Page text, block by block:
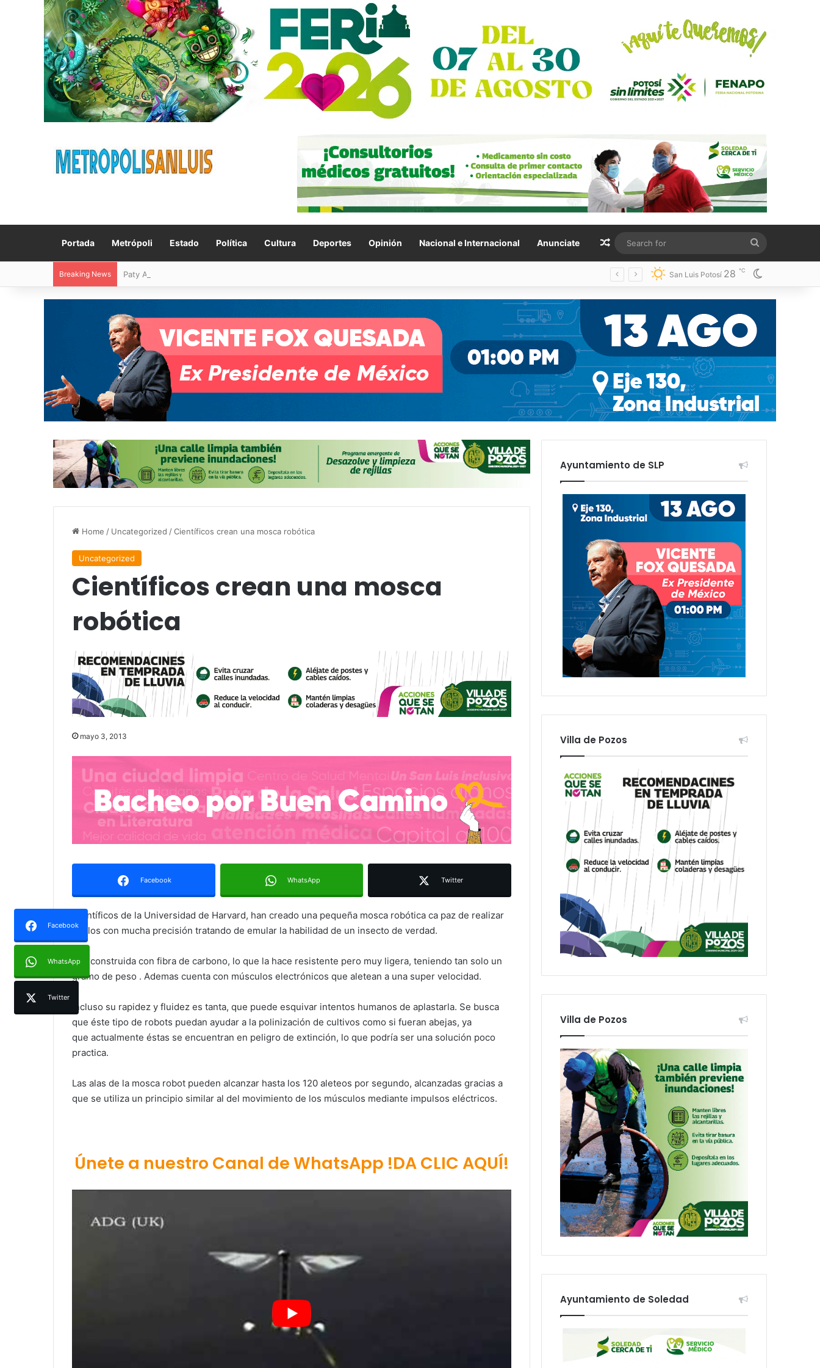
Portada Metrópoli Estado Política Cultura Deportes Opinión Nacional e Internacional Anunciate Random Article
for
Breaking News Paty Aradillas destaca impacto del nuevo desnivel de Circuito Potosí en la movilidad de Villa de Pozos San Luis Potosí 28 ℃
Home / Uncategorized /Científicos crean una mosca robótica
Uncategorized
Científicos crean una mosca
robótica
mayo 3, 2013
Facebook WhatsApp Twitter
Facebook
WhatsApp
Twitter
Científicos de la Universidad de Harvard, han creado una pequeña mosca robótica ca paz de realizar
vuelos con mucha precisión tratando de emular la habilidad de un insecto de verdad.
Fue construida con fibra de carbono, lo que la hace resistente pero muy ligera, teniendo tan solo un
gramo de peso . Ademas cuenta con músculos electrónicos que aletean a una super velocidad.
Incluso su rapidez y fluidez es tanta, que puede esquivar intentos humanos de aplastarla. Se busca
que éste tipo de robots puedan ayudar a la polinización de cultivos como si fueran abejas, ya
que actualmente éstas se encuentran en peligro de extinción, lo que podría ser una solución poco
practica.
Las alas de la mosca robot pueden alcanzar hasta los 120 aleteos por segundo, alcanzadas gracias a
que se utiliza un principio similar al del movimiento de los músculos mediante impulsos eléctricos.
Únete a nuestro Canal de WhatsApp !DA CLIC AQUÍ!
Ayuntamiento de SLP
Villa de Pozos
Villa de Pozos
Ayuntamiento de Soledad